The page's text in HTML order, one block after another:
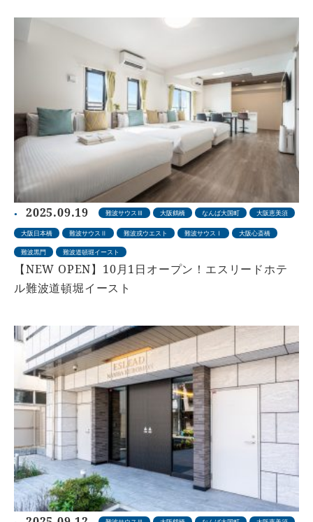
2025.09.19 難波サウスⅢ 大阪鶴橋 なんば大国町 大阪恵美須
大阪日本橋 難波サウスⅡ 難波戎ウエスト 難波サウスⅠ 大阪心斎橋
難波黒門 難波道頓堀イースト
【NEW OPEN】10月1日オープン！エスリードホテ
ル難波道頓堀イースト